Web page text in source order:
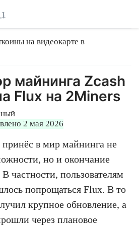
на видеокарте в
майнинга Zcash
Flux на 2Miners
2 мая 2026
принёс в мир майнинга не
но и окончание
частности, пользователям
попрощаться Flux. В то
крупное обновление, а
через плановое